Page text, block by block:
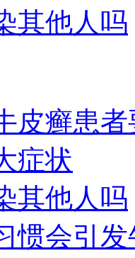
其他人吗
皮癣患
症状
其他人吗
惯会引